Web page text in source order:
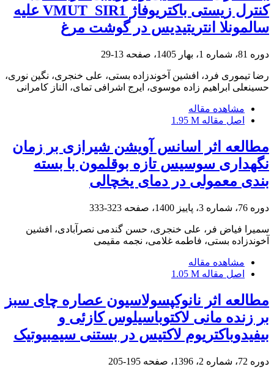
کنترل زیستی باکتریوفاژ VMUT_SIR1 علیه
سالمونلا انتریتیدیس در گوشت مرغ
دوره 81، شماره 1، بهار 1405، صفحه 13-29
رضا تیموری فرد، افشین آخوندزاده بستی، علی خنجری، نگین نوری،
حسینعلی ابراهیم زاده موسوی، ایرج اشرافی تمای، الناز کامرانی
مشاهده مقاله
اصل مقاله 1.95 M
مطالعه اثر اسانس آویشن شیرازی بر زمان
نگهداری سوسیس تازه بوقلمون با بسته
بندی معمولی در دمای یخچالی
دوره 76، شماره 3، پاییز 1400، صفحه 323-333
سمیرا فیاض فر، علی خنجری، حسن گندمی نصرآبادی، افشین
آخوندزاده بستی، فاطمه غلامی، نجمه مقیمی
مشاهده مقاله
اصل مقاله 1.05 M
مطالعه اثر نانوکپسولاسیون عصاره چای سبز
بر زنده مانی لاکتوباسیلوس کازئی و
بیفیدوباکتریوم لاکتیس در بستنی سیمبیوتیک
دوره 72، شماره 2، 1396، صفحه 195-205